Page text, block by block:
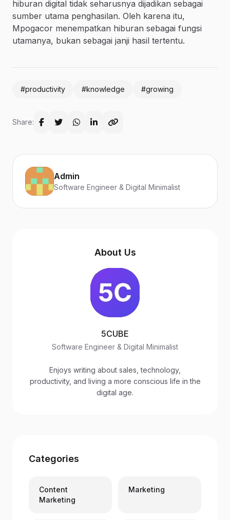
hiburan digital tidak seharusnya dijadikan sebagai
sumber utama penghasilan. Oleh karena itu,
Mpogacor menempatkan hiburan sebagai fungsi
utamanya, bukan sebagai janji hasil tertentu.
#productivity #knowledge #growing
Share:
Admin
Software Engineer & Digital Minimalist
About Us
5CUBE
Software Engineer & Digital Minimalist
Enjoys writing about sales, technology,
productivity, and living a more conscious life in the
digital age.
Categories
Content
Marketing
Marketing